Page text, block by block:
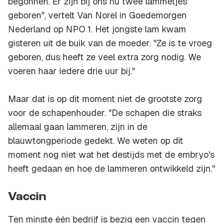
geboren", vertelt Van Norel in Goedemorgen
Nederland op NPO 1. Het jongste lam kwam
gisteren uit de buik van de moeder. "Ze is te vroeg
geboren, dus heeft ze veel extra zorg nodig. We
voeren haar iedere drie uur bij."
Maar dat is op dit moment niet de grootste zorg
voor de schapenhouder. "De schapen die straks
allemaal gaan lammeren, zijn in de
blauwtongperiode gedekt. We weten op dit
moment nog niet wat het destijds met de embryo's
heeft gedaan en hoe de lammeren ontwikkeld zijn."
Vaccin
Ten minste één bedrijf is bezig een vaccin tegen